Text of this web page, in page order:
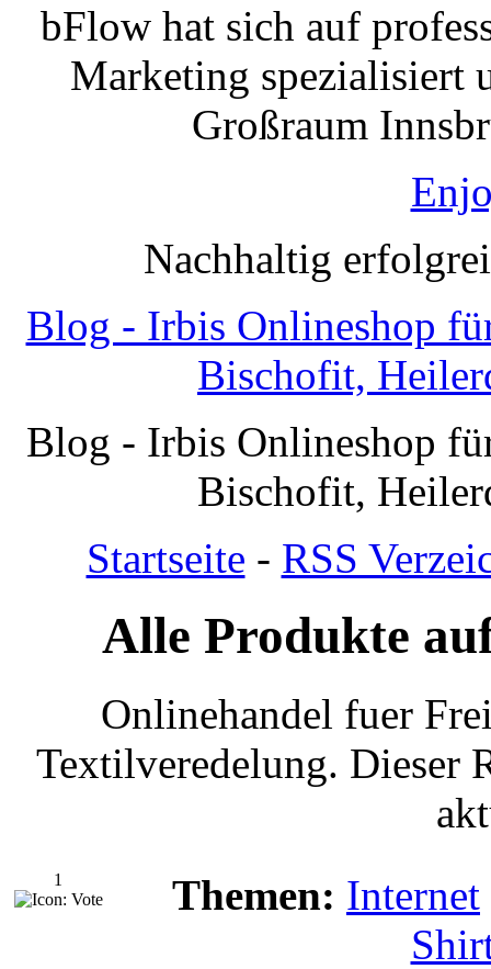
bFlow hat sich auf
Marketing spezialisiert
Großraum
Nachhaltig
Blog - Irbis Onlineshop
Bischofit,
Blog - Irbis Onlineshop
Bischofit,
Startseite - RSS
Alle Produkte
Onlinehandel fuer
Textilveredelung. Dieser
1 Themen: Internet